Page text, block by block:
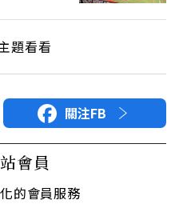
題看看
關注FB
會員
的會員服務